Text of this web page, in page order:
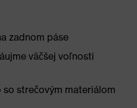
zadnom páse
väčšej voľnosti
strečovým materiálom